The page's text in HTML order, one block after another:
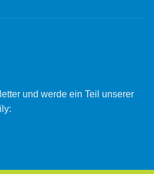
und werde ein Teil unserer